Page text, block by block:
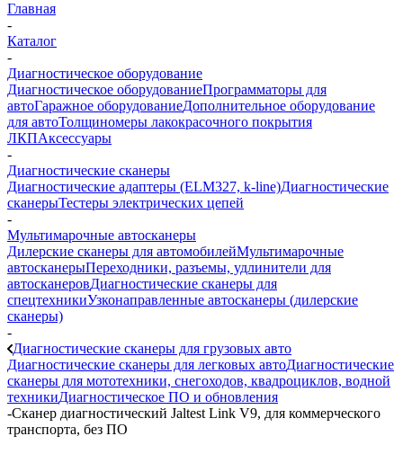
Главная
-
Каталог
-
Диагностическое оборудование
Диагностическое оборудованиеПрограмматоры для
автоГаражное оборудованиеДополнительное оборудование
для автоТолщиномеры лакокрасочного покрытия
ЛКПАксессуары
-
Диагностические сканеры
Диагностические адаптеры (ELM327, k-line)Диагностические
сканерыТестеры электрических цепей
-
Мультимарочные автосканеры
Дилерские сканеры для автомобилейМультимарочные
автосканерыПереходники, разъемы, удлинители для
автосканеровДиагностические сканеры для
спецтехникиУзконаправленные автосканеры (дилерские
сканеры)
-
Диагностические сканеры для грузовых авто
Диагностические сканеры для легковых автоДиагностические
сканеры для мототехники, снегоходов, квадроциклов, водной
техникиДиагностическое ПО и обновления
-Сканер диагностический Jaltest Link V9, для коммерческого
транспорта, без ПО